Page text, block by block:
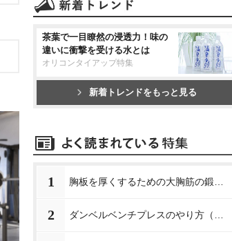
茶葉で一目瞭然の浸透力！味の
違いに衝撃を受ける水とは
オリコンタイアップ特集
新着トレンドをもっと見る
1
2